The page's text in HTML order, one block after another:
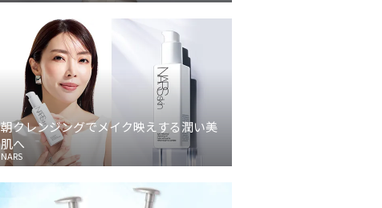
朝クレンジングでメイク映えする潤い美
肌へ
NARS